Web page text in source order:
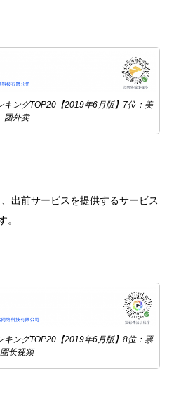
キングTOP20【2019年6月版】7位：美
团外卖
出前サービスを提供するサービス
。
キングTOP20【2019年6月版】8位：票
圈长视频